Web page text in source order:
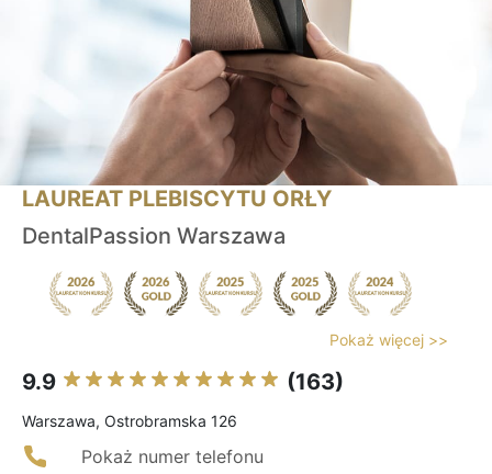
LAUREAT PLEBISCYTU ORŁY
DentalPassion Warszawa
Pokaż więcej >>
9.9 (163)
Warszawa, Ostrobramska 126
Pokaż numer telefonu